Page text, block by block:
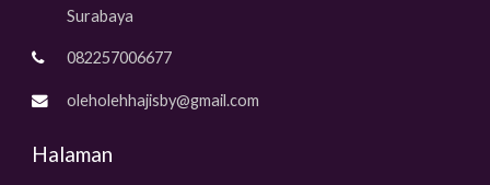
Surabaya
082257006677
oleholehhajisby@gmail.com
Halaman